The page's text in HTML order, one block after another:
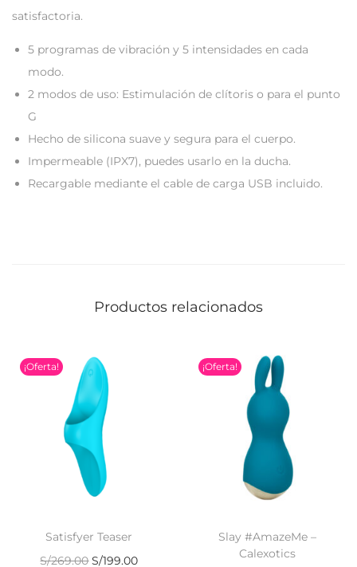
satisfactoria.
5 programas de vibración y 5 intensidades en cada
modo.
2 modos de uso: Estimulación de clítoris o para el punto
G
Hecho de silicona suave y segura para el cuerpo.
Impermeable (IPX7), puedes usarlo en la ducha.
Recargable mediante el cable de carga USB incluido.
Productos relacionados
¡Oferta!
Satisfyer Teaser
S/269.00 S/199.00
¡Oferta!
Slay #AmazeMe –
Calexotics